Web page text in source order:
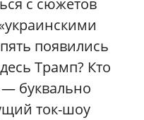
с сюжетов
появились
Трамп? Кто
буквально
ток-шоу